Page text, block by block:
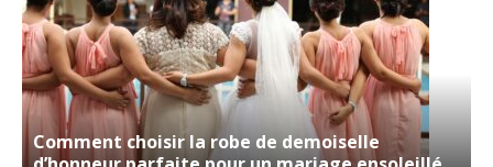
Comment choisir la robe de demoiselle